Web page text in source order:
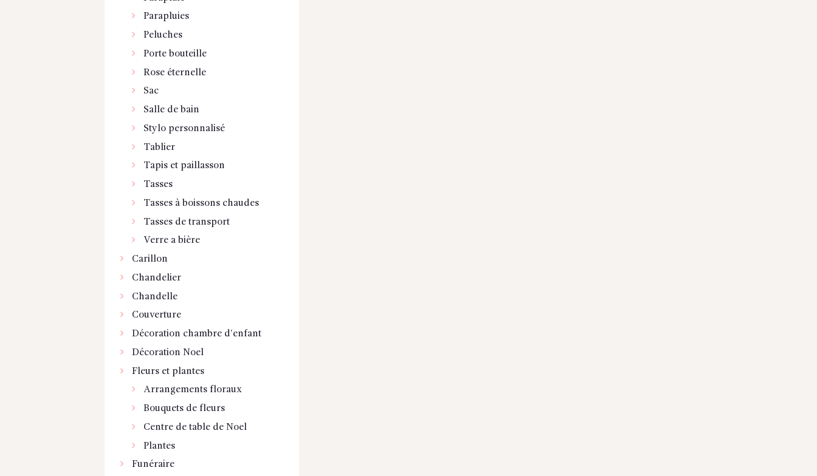
Parapluies
Peluches
Porte bouteille
Rose éternelle
Sac
Salle de bain
Stylo personnalisé
Tablier
Tapis et paillasson
Tasses
Tasses à boissons chaudes
Tasses de transport
Verre a bière
Carillon
Chandelier
Chandelle
Couverture
Décoration chambre d'enfant
Décoration Noel
Fleurs et plantes
Arrangements floraux
Bouquets de fleurs
Centre de table de Noel
Plantes
Funéraire